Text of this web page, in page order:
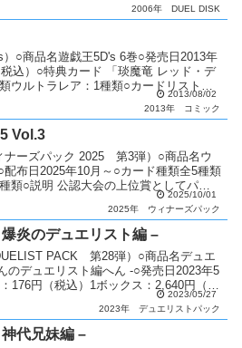
2006年
DUEL DISK
○商品名遊戯王5D's 6巻○発売日2013年
込）○特典カード 「琰魔竜 レッド・デ
ウルトラレア：1種類○カードリスト遊
2013/08/02
2013年
コミック
Vol.3
ナーズパック 2025 第3弾）○商品名ウ
配布日2025年10月～○カード種類全5種類
類○説明 公認大会の上位賞としてパッ
2025/10/01
2025年
ウィナーズパック
炎のデュエリスト編 –
PACK 第28弾）○商品名デュエ
のデュエリスト編へん -○発売日2023年5
176円（税込）1ボックス：2,640円（税
2023/05/27
2023年
デュエリストパック
代兄妹編 –